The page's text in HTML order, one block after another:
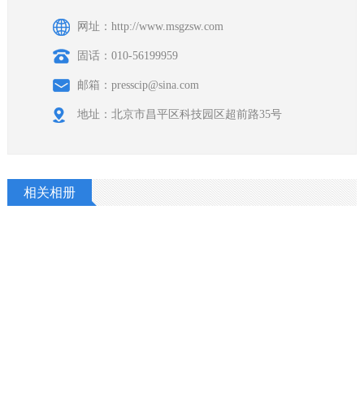
网址：http://www.msgzsw.com
固话：010-56199959
邮箱：presscip@sina.com
地址：北京市昌平区科技园区超前路35号
相关相册